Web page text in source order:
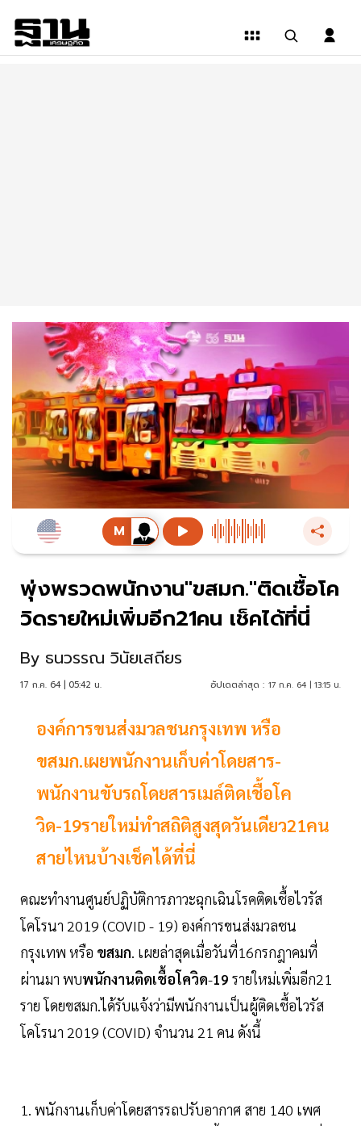
พุ่งพรวดพนักงาน"ขสมก."ติดเชื้อโค
วิดรายใหม่เพิ่มอีก21คน เช็คได้ที่นี่
By ธนวรรณ วินัยเสถียร
17 ก.ค. 64 | 05:42 น. อัปเดตล่าสุด : 17 ก.ค. 64 | 13:15 น.
องค์การขนส่งมวลชนกรุงเทพ หรือ
ขสมก.เผยพนักงานเก็บค่าโดยสาร-
พนักงานขับรถโดยสารเมล์ติดเชื้อโค
วิด-19รายใหม่ทำสถิติสูงสุดวันเดียว21คน
สายไหนบ้างเช็คได้ที่นี่
คณะทำงานศูนย์ปฏิบัติการภาวะฉุกเฉินโรคติดเชื้อไวรัส
โคโรนา 2019 (COVID - 19) องค์การขนส่งมวลชน
กรุงเทพ หรือ ขสมก. เผยล่าสุดเมื่อวันที่16กรกฎาคมที่
ผ่านมา พบพนักงานติดเชื้อโควิด-19 รายใหม่เพิ่มอีก21
ราย โดยขสมก.ได้รับแจ้งว่ามีพนักงานเป็นผู้ติดเชื้อไวรัส
โคโรนา 2019 (COVID) จำนวน 21 คน ดังนี้
1. พนักงานเก็บค่าโดยสารรถปรับอากาศ สาย 140 เพศ